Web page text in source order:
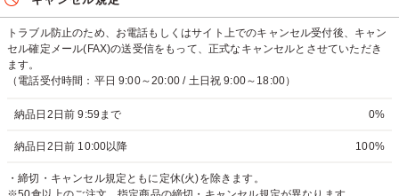
トラブル防止のため、お電話もしくはサイト上でのキャンセル受付後、キャン
セル確定メール(FAX)の送受信をもって、正式なキャンセルとさせていただき
ます。
（電話受付時間：平日 9:00～20:00 / 土日祝 9:00～18:00）
納品日2日前 9:59まで 0%
納品日2日前 10:00以降 100%
・締切・キャンセル規定ともに定休(火)を除きます。